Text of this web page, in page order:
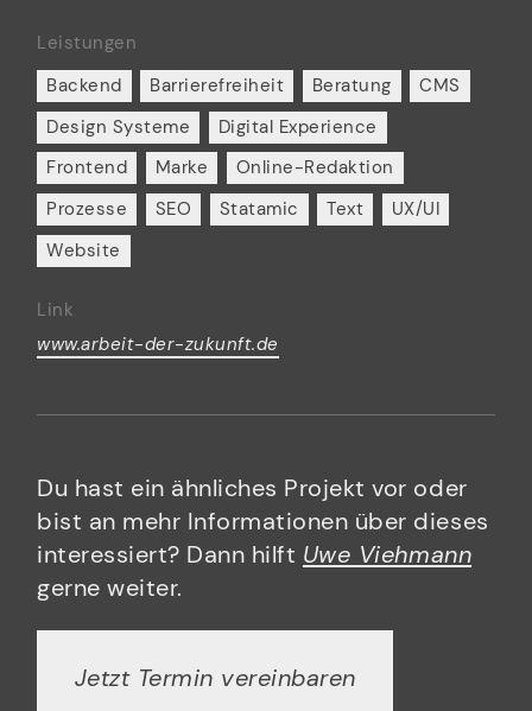
Leistungen
Backend
Barrierefreiheit Beratung
CMS
Design Systeme
Digital Experience
Frontend
Marke
Online-Redaktion
Prozesse
SEO Statamic Text
UX/UI
Website
Link
www.arbeit-der-zukunft.de
Du hast ein ähnliches Projekt vor oder
bist an mehr Informationen über dieses
interessiert? Dann hilft Uwe Viehmann
gerne weiter.
Jetzt Termin vereinbaren